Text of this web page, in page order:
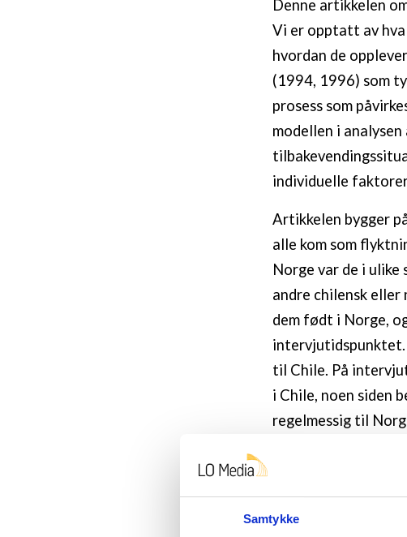
Samtykke
Denne artikkelen
Vi er opptatt av hva
hvordan de
(1994, 1996) som
prosess som
modellen i
individuelle
Artikkelen bygger
alle kom som
Norge var de i ulike
andre chilensk eller
dem født i Norge,
intervjutidspunktet.
til Chile. På
i Chile, noen siden
regelmessig til